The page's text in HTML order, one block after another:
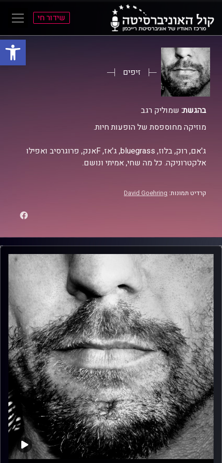
פתח
התפריט
הראשי
התוכן
הראשי
שידור חי
זיפים
בהגשת: שמוליק רגב
מוזיקה מחוספסת של הופעות חיות.
ג'אם, רוק, בלוז, bluegrass, ג'אז, Fאנק, פרוגרסיב ואפילו
אלקטרוניקה. כל מה שחי, אמיתי ונושם.
קרדיט תמונות: David Goehring